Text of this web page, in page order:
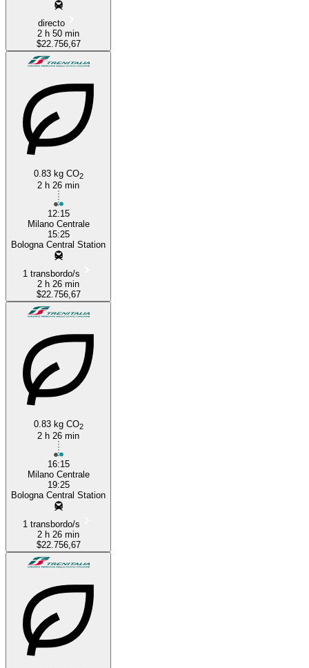
directo
2 h 50 min
$22.756,67
0.83 kg CO2
2 h 26 min
12:15
Milano Centrale
15:25
Bologna Central Station
1 transbordo/s
2 h 26 min
$22.756,67
0.83 kg CO2
2 h 26 min
16:15
Milano Centrale
19:25
Bologna Central Station
1 transbordo/s
2 h 26 min
$22.756,67